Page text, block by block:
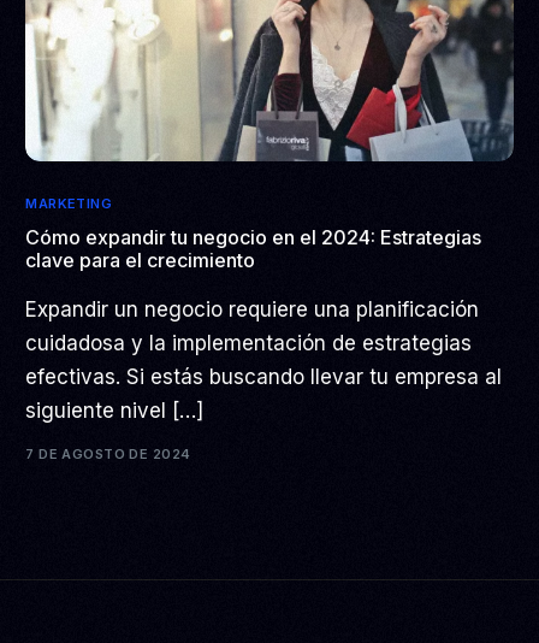
MARKETING
Cómo expandir tu negocio en el 2024: Estrategias
clave para el crecimiento
Expandir un negocio requiere una planificación
cuidadosa y la implementación de estrategias
efectivas. Si estás buscando llevar tu empresa al
siguiente nivel […]
7 DE AGOSTO DE 2024